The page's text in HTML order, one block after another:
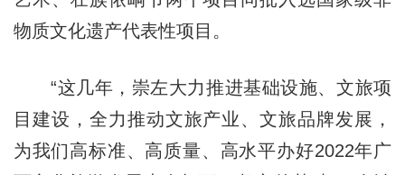
物质文化遗产代表性项目。
“这几年，崇左大力推进基础设施、文旅项
目建设，全力推动文旅产业、文旅品牌发展，
为我们高标准、高质量、高水平办好2022年广